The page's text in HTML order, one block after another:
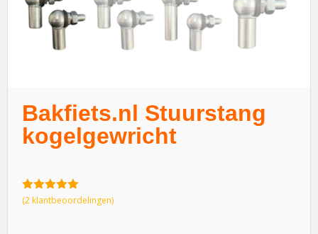
Bakfiets.nl Stuurstang
kogelgewricht
5.00van 5
(2klantbeoordelingen)